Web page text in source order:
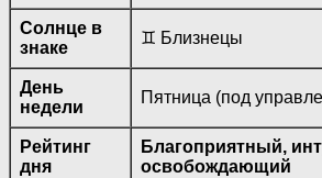
Солнце в
знаке
♊ Близнецы
День
недели
Пятница (под
Рейтинг
дня
Благоприятный,
освобождающий